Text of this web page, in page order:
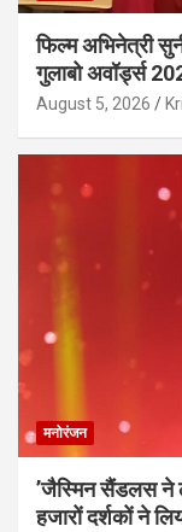
फिल्म अभिनेत्री
गुलाबो अवॉर्ड्स
August 5, 2026
मनोरंजन
’जैस्मिन सैंडलस ने
हजारों दर्शकों ने